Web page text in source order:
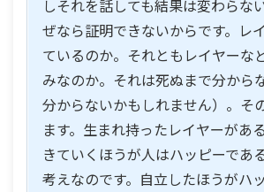
しそれを話しても結果は変わらな
ぜなら証明できないからです。レ
ているのか。それともレイヤーな
みなのか。それは死ぬまで分から
分からないかもしれません）。そ
ます。生まれ持ったレイヤーがあ
きていくほうが人はハッピーであ
考えなのです。自立したほうがハ